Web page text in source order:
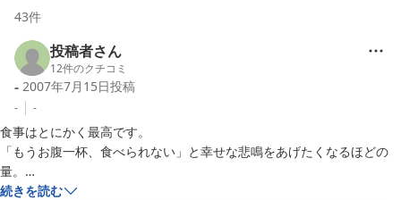
43件
投稿者さん
12件のクチコミ
- 2007年7月15日投稿
- -
食事はとにかく最高です。
「もうお腹一杯、食べられない」と幸せな悲鳴をあげたくなるほどの
量。
米沢牛やご飯はもちろん、シンプルな中にも奥深い味の山菜が数多く並
続きを読む